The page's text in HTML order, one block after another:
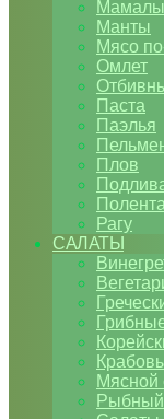
Манты
Мясо
Омлет
Паста
Паэлья
Плов
Полента
Рагу
САЛАТЫ
Мясной
Рыбный